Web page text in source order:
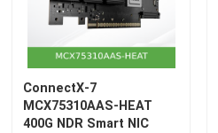
ConnectX‐7
MCX75310AAS‐HEAT
400G NDR Smart NIC